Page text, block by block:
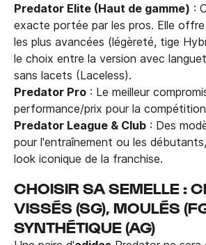
Predator Elite (Haut de gamme) :
exacte portée par les pros. Elle
les plus avancées (légèreté, tige
le choix entre la version avec
sans lacets (Laceless).
Predator Pro : Le meilleur
performance/prix pour la compétition
Predator League & Club : Des
pour l'entraînement ou les
look iconique de la franchise.
CHOISIR SA SEMELLE :
VISSÉS (SG), MOULÉS
SYNTHÉTIQUE (AG)